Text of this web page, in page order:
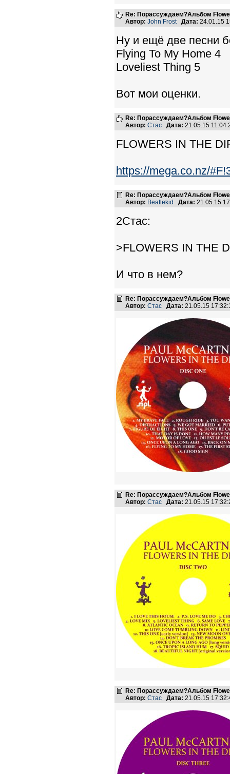
Re: Порассуждаем?Альбом
Автор: John Frost Дата: 24.01.15
Ну и ещё две песни
Flying To My Home 4
Loveliest Thing 5
Вот мои оценки.
Re: Порассуждаем?Альбом
Автор: Стас Дата: 21.05.15
FLOWERS IN THE
https://mega.co.nz/
Re: Порассуждаем?Альбом
Автор: Beatlekid Дата: 21.05.15
2Стас:
>FLOWERS IN THE
И что в нем?
Re: Порассуждаем?Альбом
Автор: Стас Дата: 21.05.15
Re: Порассуждаем?Альбом
Автор: Стас Дата: 21.05.15
Re: Порассуждаем?Альбом
Автор: Стас Дата: 21.05.15